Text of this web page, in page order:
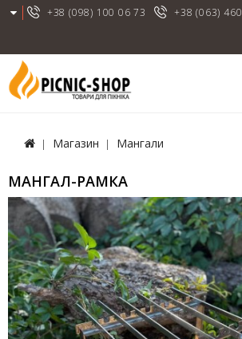
+38 (098) 100 06 73 +38 (063)
Магазин Мангали
МАНГАЛ-РАМКА